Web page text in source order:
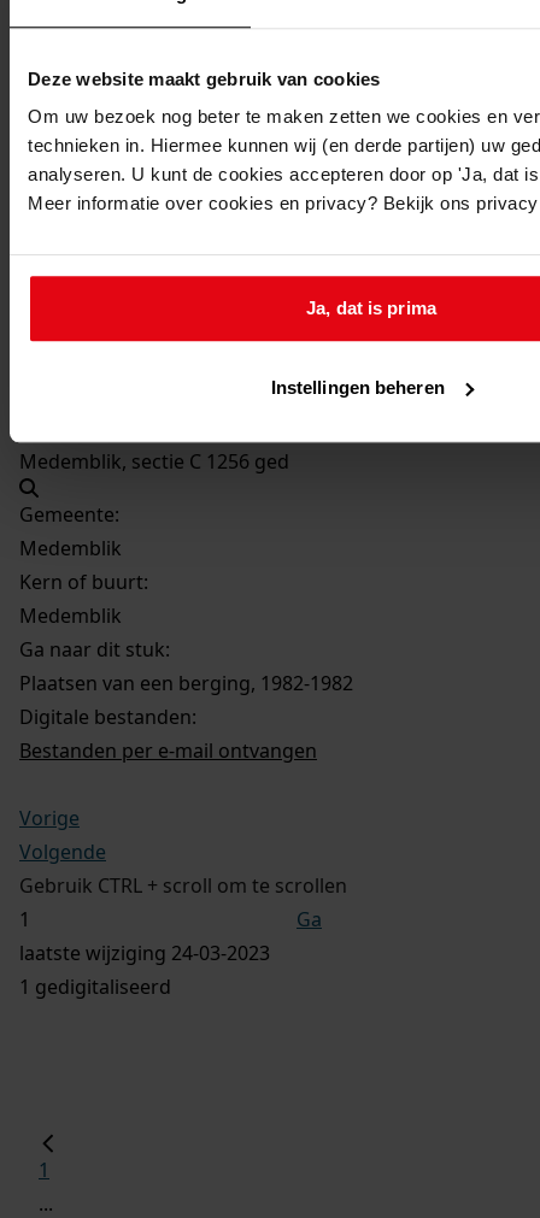
Deze website maakt gebruik van cookies
Om uw bezoek nog beter te maken zetten we cookies en
technieken in. Hiermee kunnen wij (en derde partijen) uw
analyseren. U kunt de cookies accepteren door op 'Ja, dat
Meer informatie over cookies en privacy? Bekijk ons
Ja, dat is prima
Instellingen beheren
Datum vergunning:
11-08-1982
Adres:
Medemblik, Konstabelstraat 40
Nieuw adres:
Medemblik, Konstabelstraat 40
Medemblik, sectie C 1256 ged
Gemeente:
Medemblik
Kern of buurt:
Medemblik
Ga naar dit stuk:
Plaatsen van een berging, 1982-1982
Digitale bestanden:
Bestanden per e-mail ontvangen
Vorige
Volgende
Gebruik CTRL + scroll om te scrollen
Ga
laatste wijziging 24-03-2023
1 gedigitaliseerd
1
...